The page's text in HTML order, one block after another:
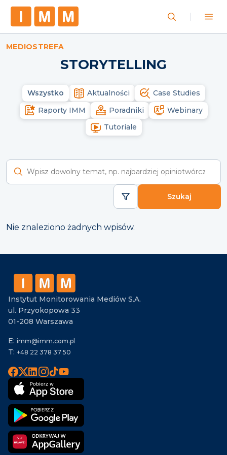
MEDIOSTREFA
STORYTELLING
Wszystko Aktualności
Case Studies
Raporty IMM
Poradniki
Webinary
Tutoriale
Szukaj
Nie znaleziono żadnych wpisów.
Instytut Monitorowania Mediów S.A.
ul. Przyokopowa 33
01-208 Warszawa
E: imm@imm.com.pl
T: +48 22 378 37 50